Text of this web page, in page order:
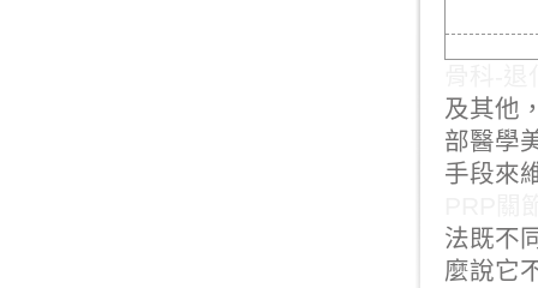
及其他
部醫學
手段來
法既不
麼說它